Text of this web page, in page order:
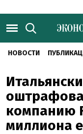
НОВОСТИ
компанию
миллиона